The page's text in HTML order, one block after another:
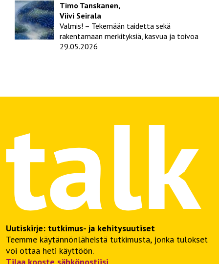
Timo Tanskanen,
Viivi Seirala
Valmis! – Tekemään taidetta sekä
rakentamaan merkityksiä, kasvua ja toivoa
29.05.2026
Uutiskirje: tutkimus- ja kehitysuutiset
Teemme käytännönläheistä tutkimusta, jonka tulokset
voi ottaa heti käyttöön.